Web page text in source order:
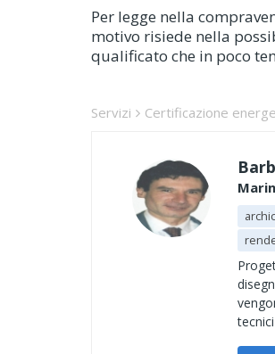
Per legge nella
motivo risiede nella
qualificato che in poco
Servizi Certificazione